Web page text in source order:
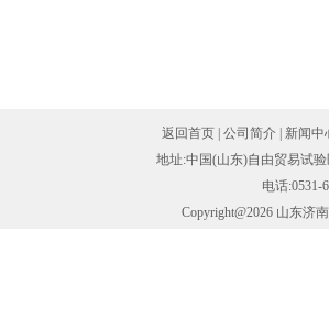
返回首页 |公司简介
新闻中
地址:中国(山东)自由贸易试
电话:0531-
Copyright@2026 山东济